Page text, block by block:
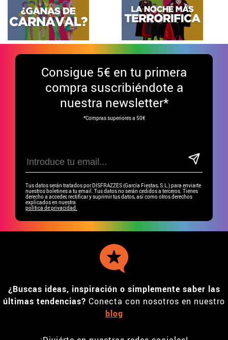
Consigue 5€ en tu primera
compra suscribiéndote a
nuestra newsletter*
*Compras superiores a 50€
Tus datos serán tratados por DISFRAZZES (García Fiestas, S.L.) para enviarte
nuestros boletines a tu email. Tus datos no serán cedidos a terceros. Tienes
derecho a acceder, rectificar y suprimir tus datos, así como otros derechos
explicados en nuestra
política de privacidad.
¿Buscas ideas, inspiración o simplemente saber las
últimas tendencias? Conecta con nosotros en nuestro
blog